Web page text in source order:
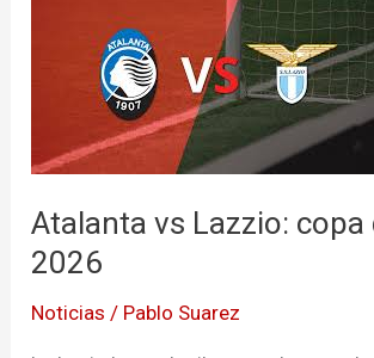
Atalanta vs Lazzio: copa
2026
Noticias / Pablo Suarez
Lazzio:
Italia